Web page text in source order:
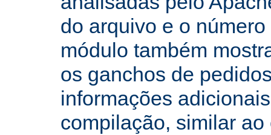
do arquivo e o
módulo também
os ganchos de
informações
compilação, similar